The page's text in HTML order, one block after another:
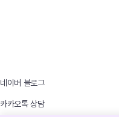
네이버 블로그
카카오톡 상담